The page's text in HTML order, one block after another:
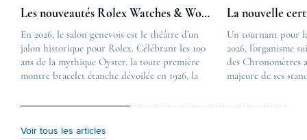
Voir tous les articles
Les nouveautés Rolex Watches & Wonders 2026
En 2026, le salon genevois est le théâtre d’un
jalon historique pour Rolex. Célébrant les 100
ans de la mythique Oyster, la toute première
montre bracelet étanche dévoilée en 1926, la
commémorative alliant héritage patrimonial et
métallurgique à la réinterprétation esthétique
The post
Les nouveautés
first appeared on
Lovetime
La nouvelle
Un tournant pour
2026, l’organisme
des Chronomètres
majeure de ses
Chronometer”,